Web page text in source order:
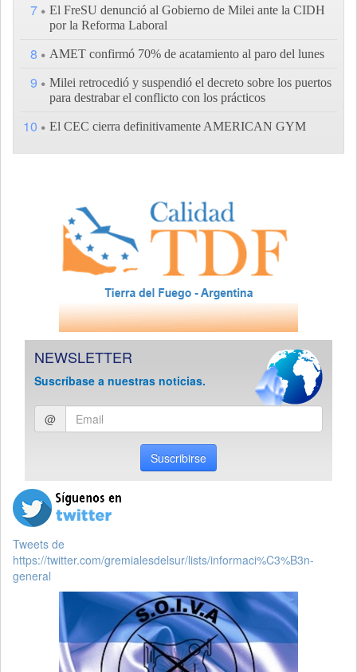
7
El FreSU denunció al Gobierno de Milei ante la CIDH
por la Reforma Laboral
8 AMET confirmó 70% de acatamiento al paro del lunes
9
Milei retrocedió y suspendió el decreto sobre los puertos
para destrabar el conflicto con los prácticos
10 El CEC cierra definitivamente AMERICAN GYM
NEWSLETTER
Suscríbase a nuestras noticias.
Ingresar
email
@
Suscribirse
Tweets de
https://twitter.com/gremialesdelsur/lists/informaci%C3%B3n-
general